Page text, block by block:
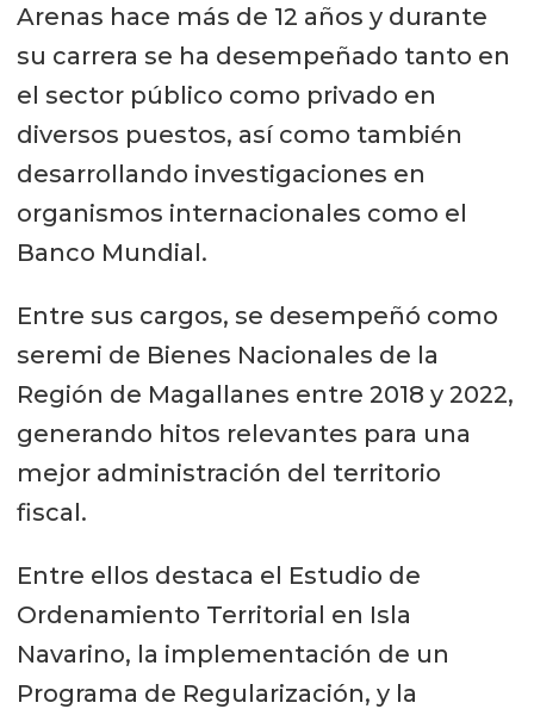
Arenas hace más de 12 años y durante
su carrera se ha desempeñado tanto en
el sector público como privado en
diversos puestos, así como también
desarrollando investigaciones en
organismos internacionales como el
Banco Mundial.
Entre sus cargos, se desempeñó como
seremi de Bienes Nacionales de la
Región de Magallanes entre 2018 y 2022,
generando hitos relevantes para una
mejor administración del territorio
fiscal.
Entre ellos destaca el Estudio de
Ordenamiento Territorial en Isla
Navarino, la implementación de un
Programa de Regularización, y la